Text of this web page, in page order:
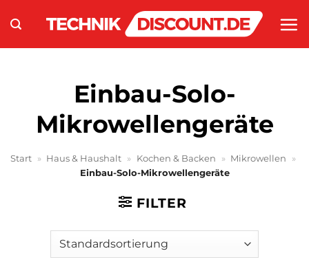
Inhalt
springen
Einbau-Solo-
Mikrowellengeräte
Start » Haus & Haushalt » Kochen & Backen » Mikrowellen
»
Einbau-Solo-Mikrowellengeräte
FILTER